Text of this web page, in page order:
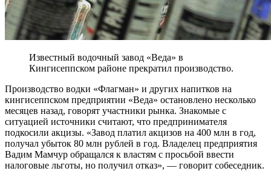
Известный водочный завод «Веда» в
Кингисеппском районе прекратил производство.
Производство водки «Флагман» и других напитков на
кингисеппском предприятии «Веда» остановлено несколько
месяцев назад, говорят участники рынка. Знакомые с
ситуацией источники считают, что предпринимателя
подкосили акцизы. «Завод платил акцизов на 400 млн в год,
получал убыток 80 млн рублей в год. Владелец предприятия
Вадим Мамчур обращался к властям с просьбой ввести
налоговые льготы, но получил отказ», — говорит собеседник.